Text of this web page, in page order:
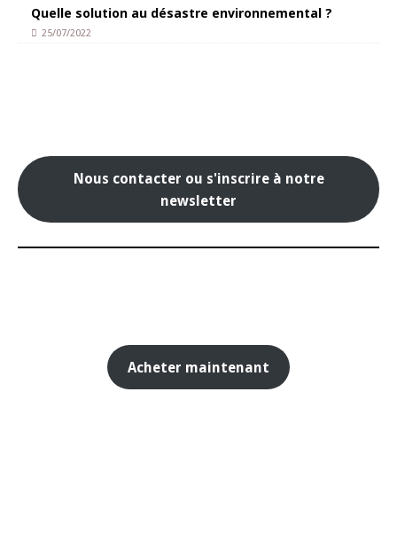
Quelle solution au désastre environnemental ?
25/07/2022
Nous contacter ou s'inscrire à notre
newsletter
Acheter maintenant